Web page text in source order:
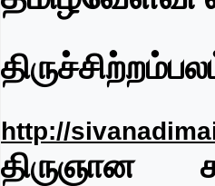
http://
திருஞான